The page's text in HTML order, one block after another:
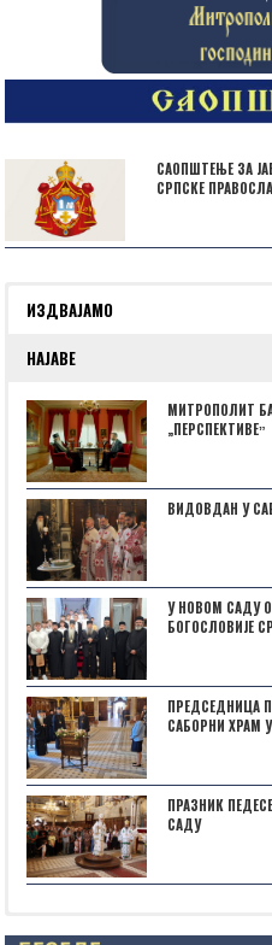
САОПШТЕЊЕ ЗА
СРПСКЕ
ИЗДВАЈАМО
НАЈАВЕ
МИТРОПОЛИТ
„ПЕРСПЕКТИВЕˮ
ВИДОВДАН У
У НОВОМ САДУ
БОГОСЛОВИЈЕ
ПРЕДСЕДНИЦА
САБОРНИ ХРАМ
ПРАЗНИК
САДУ
Posts not found